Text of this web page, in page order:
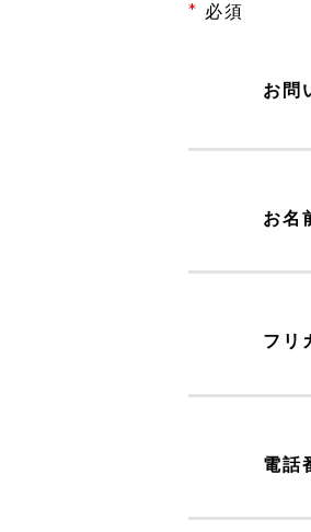
* 必須
お問
お名
フリ
電話